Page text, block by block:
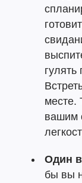
гулять
месте.
вашим
Один
бы вы